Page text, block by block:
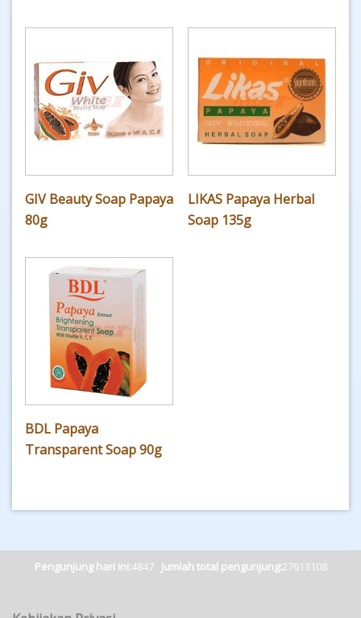
GIV Beauty Soap Papaya
80g
LIKAS Papaya Herbal
Soap 135g
BDL Papaya
Transparent Soap 90g
Pengunjung hari ini:4847 Jumlah total pengunjung:27613108